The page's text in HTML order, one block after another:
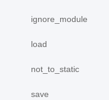
ignore_module
load
not_to_static
save